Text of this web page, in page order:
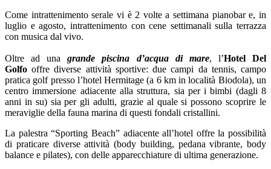
Come intrattenimento serale vi è 2 volte a settimana pianobar e, in
luglio e agosto, intrattenimento con cene settimanali sulla terrazza
con musica dal vivo.
Oltre ad unagrande piscina d’acqua di mare, l’Hotel Del
Golfooffre diverse attività sportive: due campi da tennis, campo
pratica golf presso l’hotel Hermitage (a 6 km in località Biodola), un
centro immersione adiacente alla struttura, sia per i bimbi (dagli 8
anni in su) sia per gli adulti, grazie al quale si possono scoprire le
meraviglie della fauna marina di questi fondali cristallini.
La palestra “Sporting Beach” adiacente all’hotel offre la possibilità
di praticare diverse attività (body building, pedana vibrante, body
balance e pilates), con delle apparecchiature di ultima generazione.